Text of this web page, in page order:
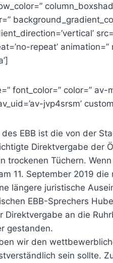
repeat’
font_color=” color=”
jvp4srsm’
EBB ist die von der
Direktvergabe der
trockenen Tüchern.
11. September 2019
längere juristische
EBB-Sprechers
Direktvergabe an die
gestanden.
wir den
sein sollte.